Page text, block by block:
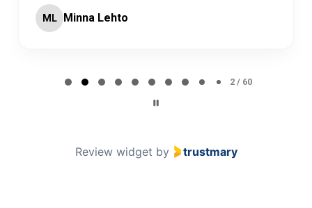
ML Minna Lehto
2 / 60
Review widget by trustmary